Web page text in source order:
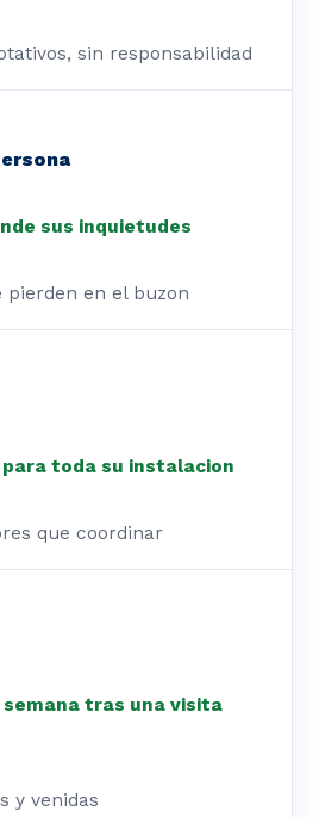
sin responsabilidad
sus inquietudes
pierden en el buzon
para toda su instalacion
que coordinar
semana tras una visita
y venidas